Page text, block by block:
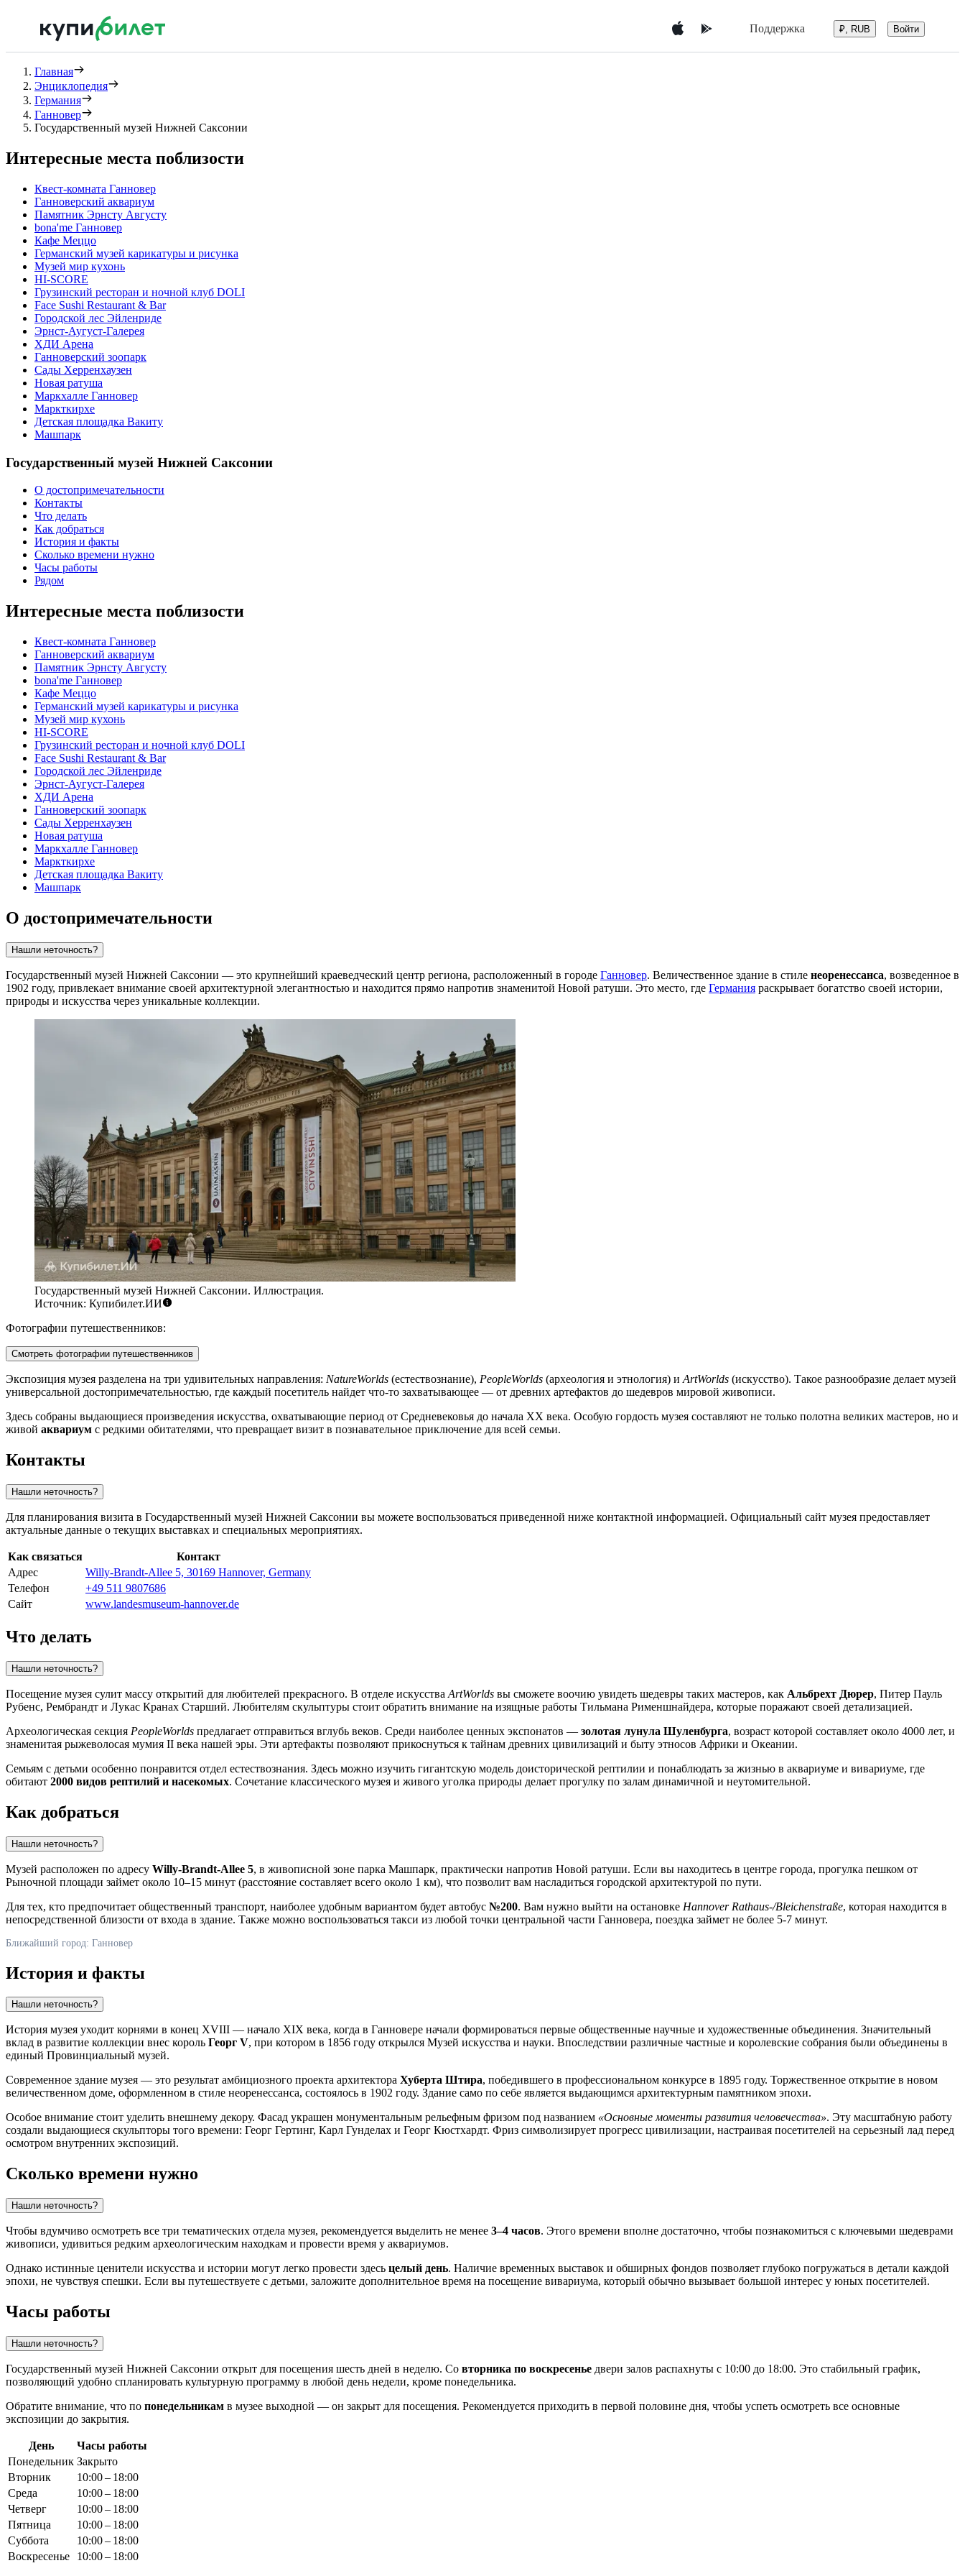
Поддержка ₽, RUB Войти
Главная
Энциклопедия
Германия
Ганновер
Государственный музей Нижней Саксонии
Интересные места поблизости
Квест-комната Ганновер
Ганноверский аквариум
Памятник Эрнсту Августу
bona'me Ганновер
Кафе Меццо
Германский музей карикатуры и рисунка
Музей мир кухонь
HI-SCORE
Грузинский ресторан и ночной клуб DOLI
Face Sushi Restaurant & Bar
Городской лес Эйленриде
Эрнст-Аугуст-Галерея
ХДИ Арена
Ганноверский зоопарк
Сады Херренхаузен
Новая ратуша
Маркхалле Ганновер
Маркткирхе
Детская площадка Вакиту
Машпарк
Государственный музей Нижней Саксонии
О достопримечательности
Контакты
Что делать
Как добраться
История и факты
Сколько времени нужно
Часы работы
Рядом
Интересные места поблизости
Квест-комната Ганновер
Ганноверский аквариум
Памятник Эрнсту Августу
bona'me Ганновер
Кафе Меццо
Германский музей карикатуры и рисунка
Музей мир кухонь
HI-SCORE
Грузинский ресторан и ночной клуб DOLI
Face Sushi Restaurant & Bar
Городской лес Эйленриде
Эрнст-Аугуст-Галерея
ХДИ Арена
Ганноверский зоопарк
Сады Херренхаузен
Новая ратуша
Маркхалле Ганновер
Маркткирхе
Детская площадка Вакиту
Машпарк
О достопримечательности
Нашли неточность?
Государственный музей Нижней Саксонии — это крупнейший краеведческий центр региона, расположенный в городе Ганновер. Величественное здание в стиле неоренессанса, возведенное в
1902 году, привлекает внимание своей архитектурной элегантностью и находится прямо напротив знаменитой Новой ратуши. Это место, где Германия раскрывает богатство своей истории,
природы и искусства через уникальные коллекции.
Государственный музей Нижней Саксонии. Иллюстрация.
Источник: Купибилет.ИИ
Фотографии путешественников:
Смотреть фотографии путешественников
Экспозиция музея разделена на три удивительных направления: NatureWorlds (естествознание), PeopleWorlds (археология и этнология) и ArtWorlds (искусство). Такое разнообразие делает музей
универсальной достопримечательностью, где каждый посетитель найдет что-то захватывающее — от древних артефактов до шедевров мировой живописи.
Здесь собраны выдающиеся произведения искусства, охватывающие период от Средневековья до начала XX века. Особую гордость музея составляют не только полотна великих мастеров, но и
живой аквариум с редкими обитателями, что превращает визит в познавательное приключение для всей семьи.
Контакты
Нашли неточность?
Для планирования визита в Государственный музей Нижней Саксонии вы можете воспользоваться приведенной ниже контактной информацией. Официальный сайт музея предоставляет
актуальные данные о текущих выставках и специальных мероприятиях.
Как связаться
Контакт
Адрес
Willy-Brandt-Allee 5, 30169 Hannover, Germany
Телефон
+49 511 9807686
Сайт
www.landesmuseum-hannover.de
Что делать
Нашли неточность?
Посещение музея сулит массу открытий для любителей прекрасного. В отделе искусства ArtWorlds вы сможете воочию увидеть шедевры таких мастеров, как Альбрехт Дюрер, Питер Пауль
Рубенс, Рембрандт и Лукас Кранах Старший. Любителям скульптуры стоит обратить внимание на изящные работы Тильмана Рименшнайдера, которые поражают своей детализацией.
Археологическая секция PeopleWorlds предлагает отправиться вглубь веков. Среди наиболее ценных экспонатов — золотая лунула Шуленбурга, возраст которой составляет около 4000 лет, и
знаменитая рыжеволосая мумия II века нашей эры. Эти артефакты позволяют прикоснуться к тайнам древних цивилизаций и быту этносов Африки и Океании.
Семьям с детьми особенно понравится отдел естествознания. Здесь можно изучить гигантскую модель доисторической рептилии и понаблюдать за жизнью в аквариуме и вивариуме, где
обитают 2000 видов рептилий и насекомых. Сочетание классического музея и живого уголка природы делает прогулку по залам динамичной и неутомительной.
Как добраться
Нашли неточность?
Музей расположен по адресу Willy-Brandt-Allee 5, в живописной зоне парка Машпарк, практически напротив Новой ратуши. Если вы находитесь в центре города, прогулка пешком от
Рыночной площади займет около 10–15 минут (расстояние составляет всего около 1 км), что позволит вам насладиться городской архитектурой по пути.
Для тех, кто предпочитает общественный транспорт, наиболее удобным вариантом будет автобус №200. Вам нужно выйти на остановке Hannover Rathaus-/Bleichenstraße, которая находится в
непосредственной близости от входа в здание. Также можно воспользоваться такси из любой точки центральной части Ганновера, поездка займет не более 5-7 минут.
Ближайший город: Ганновер
История и факты
Нашли неточность?
История музея уходит корнями в конец XVIII — начало XIX века, когда в Ганновере начали формироваться первые общественные научные и художественные объединения. Значительный
вклад в развитие коллекции внес король Георг V, при котором в 1856 году открылся Музей искусства и науки. Впоследствии различные частные и королевские собрания были объединены в
единый Провинциальный музей.
Современное здание музея — это результат амбициозного проекта архитектора Хуберта Штира, победившего в профессиональном конкурсе в 1895 году. Торжественное открытие в новом
величественном доме, оформленном в стиле неоренессанса, состоялось в 1902 году. Здание само по себе является выдающимся архитектурным памятником эпохи.
Особое внимание стоит уделить внешнему декору. Фасад украшен монументальным рельефным фризом под названием «Основные моменты развития человечества». Эту масштабную работу
создали выдающиеся скульпторы того времени: Георг Гертинг, Карл Гунделах и Георг Кюстхардт. Фриз символизирует прогресс цивилизации, настраивая посетителей на серьезный лад перед
осмотром внутренних экспозиций.
Сколько времени нужно
Нашли неточность?
Чтобы вдумчиво осмотреть все три тематических отдела музея, рекомендуется выделить не менее 3–4 часов. Этого времени вполне достаточно, чтобы познакомиться с ключевыми шедеврами
живописи, удивиться редким археологическим находкам и провести время у аквариумов.
Однако истинные ценители искусства и истории могут легко провести здесь целый день. Наличие временных выставок и обширных фондов позволяет глубоко погружаться в детали каждой
эпохи, не чувствуя спешки. Если вы путешествуете с детьми, заложите дополнительное время на посещение вивариума, который обычно вызывает большой интерес у юных посетителей.
Часы работы
Нашли неточность?
Государственный музей Нижней Саксонии открыт для посещения шесть дней в неделю. Со вторника по воскресенье двери залов распахнуты с 10:00 до 18:00. Это стабильный график,
позволяющий удобно спланировать культурную программу в любой день недели, кроме понедельника.
Обратите внимание, что по понедельникам в музее выходной — он закрыт для посещения. Рекомендуется приходить в первой половине дня, чтобы успеть осмотреть все основные
экспозиции до закрытия.
День
Часы работы
Понедельник Закрыто
Вторник
10:00 – 18:00
Среда
10:00 – 18:00
Четверг
10:00 – 18:00
Пятница
10:00 – 18:00
Суббота
10:00 – 18:00
Воскресенье
10:00 – 18:00